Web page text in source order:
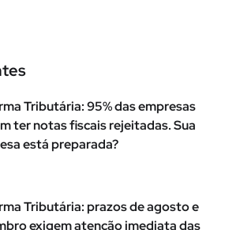
Tributária: 95% das empresas
ter notas fiscais rejeitadas. Sua
está preparada?
Tributária: prazos de agosto e
exigem atenção imediata das